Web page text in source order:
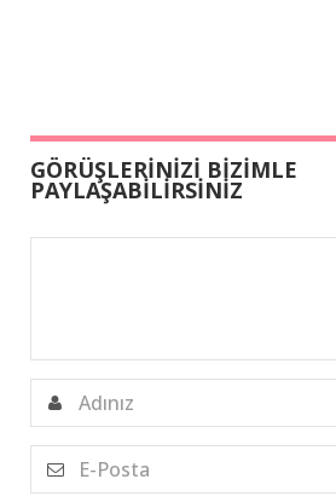
GÖRÜŞLERİNİZİ BİZİMLE
PAYLAŞABİLİRSİNİZ